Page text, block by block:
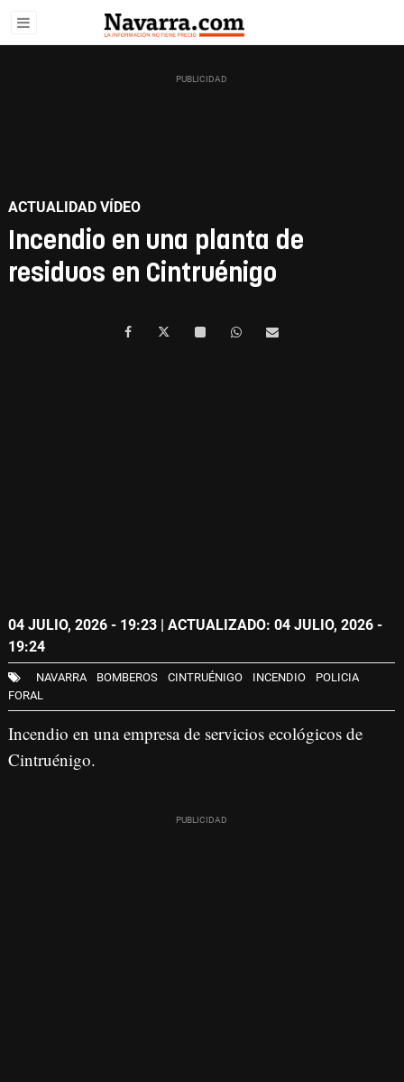
ACTUALIDAD VÍDEO
Incendio en una planta de
residuos en Cintruénigo
04 JULIO, 2026 - 19:23 | ACTUALIZADO: 04 JULIO, 2026 -
19:24
NAVARRA BOMBEROS CINTRUÉNIGO INCENDIO
POLICIA
FORAL
Incendio en una empresa de servicios ecológicos de
Cintruénigo.